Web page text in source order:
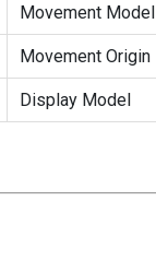
Movement Model
Movement Origin
Display Model